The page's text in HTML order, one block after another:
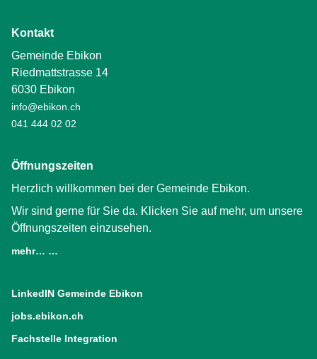
Kontakt
Gemeinde Ebikon
Riedmattstrasse 14
6030 Ebikon
info@ebikon.ch
041 444 02 02
Öffnungszeiten
Herzlich willkommen bei der Gemeinde Ebikon.
Wir sind gerne für Sie da. Klicken Sie auf mehr, um unsere
Öffnungszeiten einzusehen.
mehr… …
LinkedIN Gemeinde Ebikon
jobs.ebikon.ch
Fachstelle Integration